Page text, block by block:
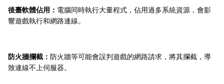
後臺軟體佔用： 電腦同時執行大量程式，佔用過多系統資源，會影
響遊戲執行和網路連線。
防火牆攔截： 防火牆等可能會誤判遊戲的網路請求，將其攔截，導
致連線不上伺服器。